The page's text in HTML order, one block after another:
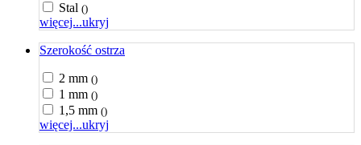
Stal ()
więcej...ukryj
Szerokość ostrza
2 mm ()
1 mm ()
1,5 mm ()
więcej...ukryj